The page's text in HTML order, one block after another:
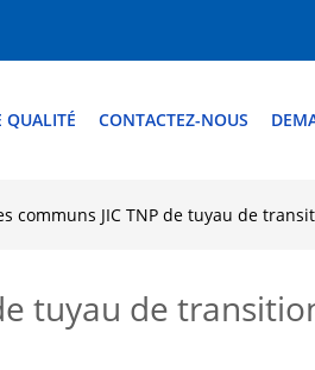
QUALITÉ CONTACTEZ-NOUS
communs JIC TNP de tuyau de
tuyau de